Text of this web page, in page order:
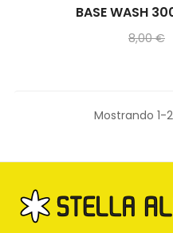
BASE WASH
8,00 €
Mostrando 1-